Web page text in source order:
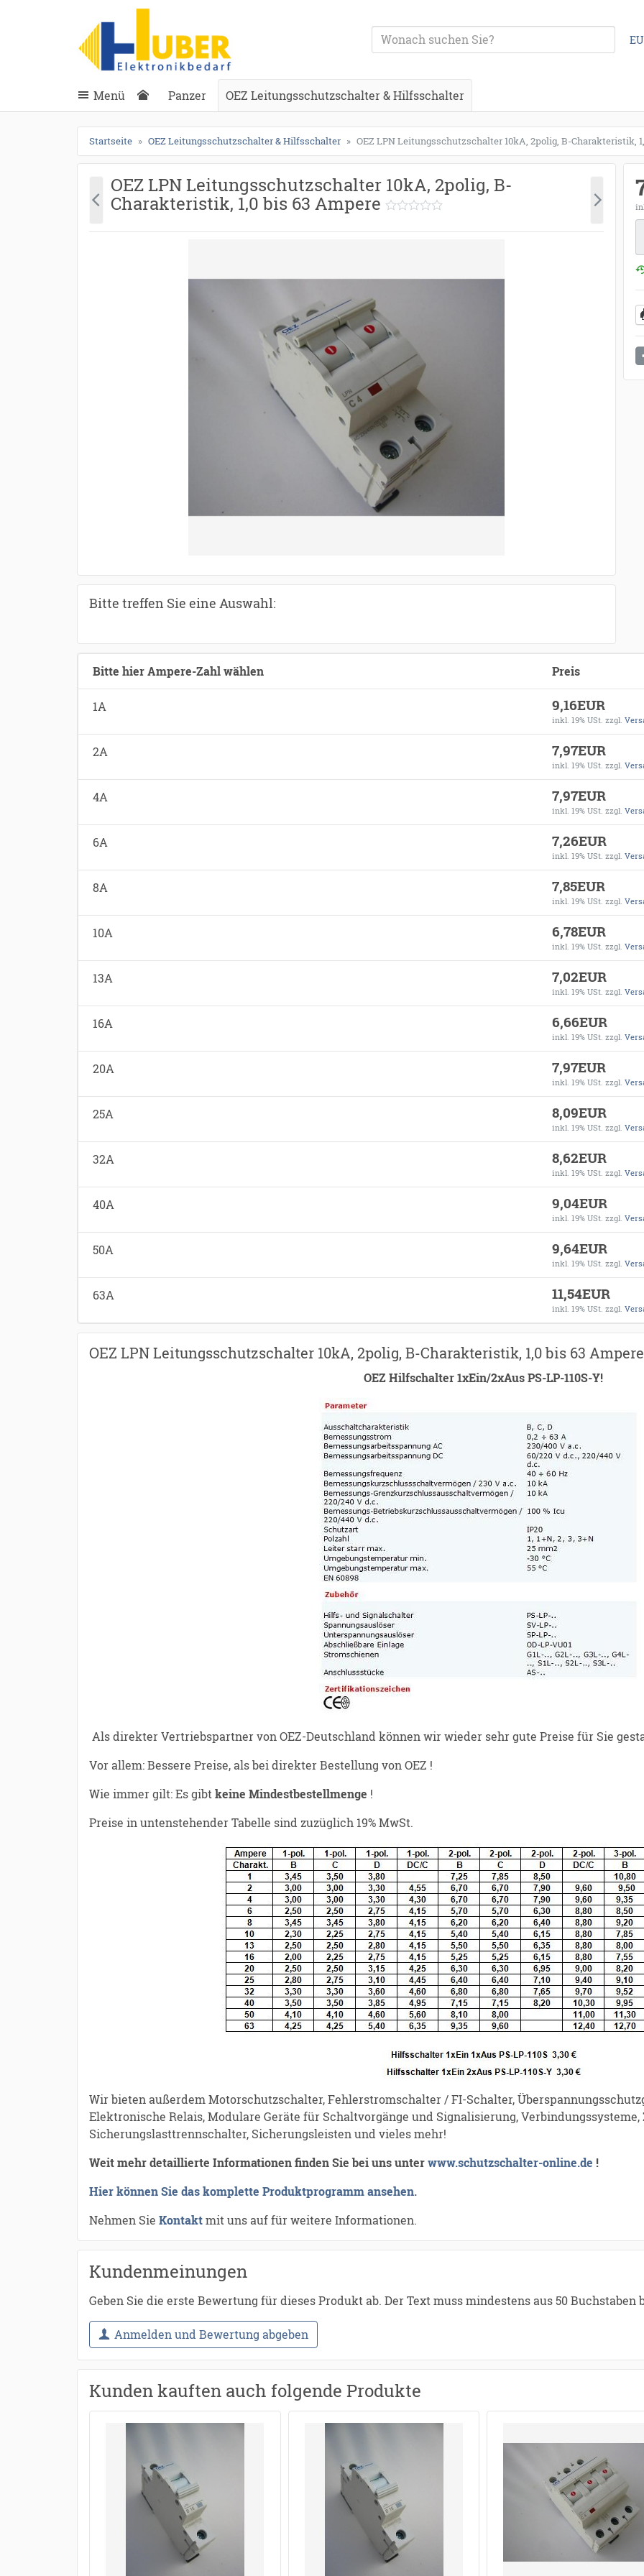
schließen
Suche
Menü Panzer OEZ Leitungsschutzschalter & Hilfsschalter
Startseite OEZ Leitungsschutzschalter & Hilfsschalter OEZ LPN Leitungsschutzschalter 10kA, 2polig, B-Charakteristik,
OEZ LPN Leitungsschutzschalter 10kA, 2polig, B-
Charakteristik, 1,0 bis 63 Ampere
Bitte treffen Sie eine Auswahl:
Bitte hier Ampere-Zahl wählen Preis
1A 9,16EUR
inkl. 19% USt. zzgl.
2A 7,97EUR
inkl. 19% USt. zzgl.
4A 7,97EUR
inkl. 19% USt. zzgl.
6A 7,26EUR
inkl. 19% USt. zzgl.
8A 7,85EUR
inkl. 19% USt. zzgl.
10A 6,78EUR
inkl. 19% USt. zzgl.
13A 7,02EUR
inkl. 19% USt. zzgl.
16A 6,66EUR
inkl. 19% USt. zzgl.
20A 7,97EUR
inkl. 19% USt. zzgl.
25A 8,09EUR
inkl. 19% USt. zzgl.
32A 8,62EUR
inkl. 19% USt. zzgl.
40A 9,04EUR
inkl. 19% USt. zzgl.
50A 9,64EUR
inkl. 19% USt. zzgl.
63A 11,54EUR
inkl. 19% USt. zzgl.
OEZ LPN Leitungsschutzschalter 10kA, 2polig, B-Charakteristik, 1,0 bis 63 Ampere
OEZ Hilfschalter 1xEin/2xAus PS-LP-110S-Y!
Als direkter Vertriebspartner von OEZ-Deutschland können wir wieder sehr gute Preise für Sie
Vor allem: Bessere Preise, als bei direkter Bestellung von OEZ !
Wie immer gilt: Es gibt keine Mindestbestellmenge !
Preise in untenstehender Tabelle sind zuzüglich 19% MwSt.
Wir bieten außerdem Motorschutzschalter, Fehlerstromschalter / FI-Schalter,
Elektronische Relais, Modulare Geräte für Schaltvorgänge und Signalisierung,
Sicherungslasttrennschalter, Sicherungsleisten und vieles mehr!
Weit mehr detaillierte Informationen finden Sie bei uns unterwww.schutzschalter-online.de !
Hier können Sie das komplette Produktprogramm ansehen.
Nehmen Sie Kontaktmit uns auf für weitere Informationen.
Kundenmeinungen
Geben Sie die erste Bewertung für dieses Produkt ab. Der Text muss mindestens aus 50 Buchstaben
Anmelden und Bewertung abgeben
Kunden kauften auch folgende Produkte